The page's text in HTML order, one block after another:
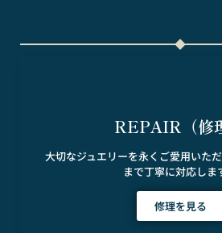
REPAIR（修
大切なジュエリーを永くご愛用いた
まで丁寧に対応しま
修理を見る